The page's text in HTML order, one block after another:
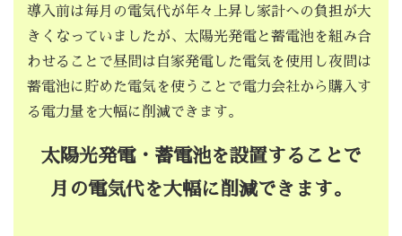
導入前は毎月の電気代が年々上昇し家計への負担が大
きくなっていましたが、太陽光発電と蓄電池を組み合
わせることで昼間は自家発電した電気を使用し夜間は
蓄電池に貯めた電気を使うことで電力会社から購入す
る電力量を大幅に削減できます。
太陽光発電・蓄電池を設置することで
月の電気代を大幅に削減できます。